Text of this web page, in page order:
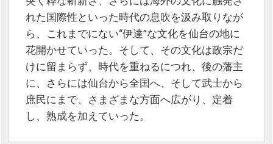
れた国際性といった時代の息吹を汲み取りなが
ら、これまでにない“伊達”な文化を仙台の地に
花開かせていった。そして、その文化は政宗だ
けに留まらず、時代を重ねるにつれ、後の藩主
に、さらには仙台から全国へ、そして武士から
庶民にまで、さまざまな方面へ広がり、定着
し、熟成を加えていった。